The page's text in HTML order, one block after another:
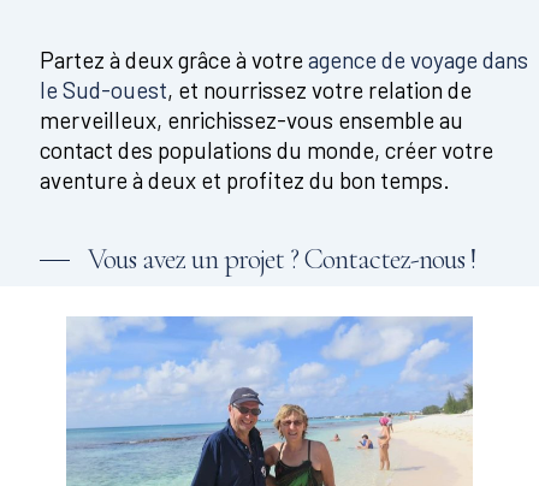
Partez à deux grâce à votre agence de voyage dans
le Sud-ouest, et nourrissez votre relation de
merveilleux, enrichissez-vous ensemble au
contact des populations du monde, créer votre
aventure à deux et profitez du bon temps.
Vous avez un projet ? Contactez-nous !